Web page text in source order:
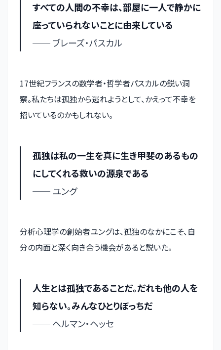
すべての人間の不幸は、部屋に一人で静かに
座っていられないことに由来している
── ブレーズ・パスカル
17世紀フランスの数学者・哲学者パスカルの鋭い洞
察。私たちは孤独から逃れようとして、かえって不幸を
招いているのかもしれない。
孤独は私の一生を真に生き甲斐のあるもの
にしてくれる救いの源泉である
── ユング
分析心理学の創始者ユングは、孤独のなかにこそ、自
分の内面と深く向き合う機会があると説いた。
人生とは孤独であることだ。だれも他の人を
知らない。みんなひとりぼっちだ
── ヘルマン・ヘッセ